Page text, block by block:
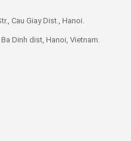
Cau Giay Dist., Hanoi.
Dinh dist, Hanoi, Vietnam.